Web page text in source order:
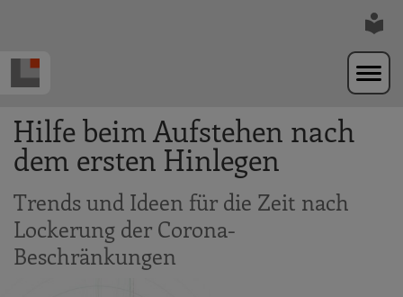
Hilfe beim Aufstehen nach
dem ersten Hinlegen
Trends und Ideen für die Zeit nach
Lockerung der Corona-
Beschränkungen